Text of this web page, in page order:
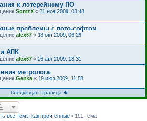
к лотерейному ПО
SomzX « 21 ноя 2009, 03:48
проблемы с лото-софтом
alex67 « 18 окт 2009, 06:29
АПК
alex67 « 26 авг 2009, 18:31
метролога
Genka « 19 июл 2009, 11:58
Следующая страница
все темы как прочтённые • 191 тема